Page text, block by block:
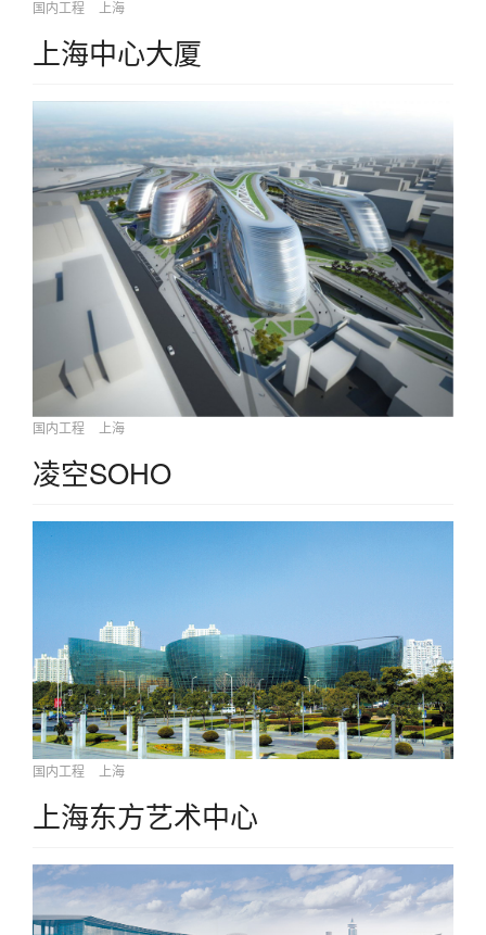
国内工程 上海
上海中心大厦
国内工程 上海
凌空SOHO
国内工程 上海
上海东方艺术中心